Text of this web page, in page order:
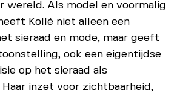
wereld. Als model en voormalig
Kollé niet alleen een
sieraad en mode, maar geeft
ook een eigentijdse
op het sieraad als
inzet voor zichtbaarheid,